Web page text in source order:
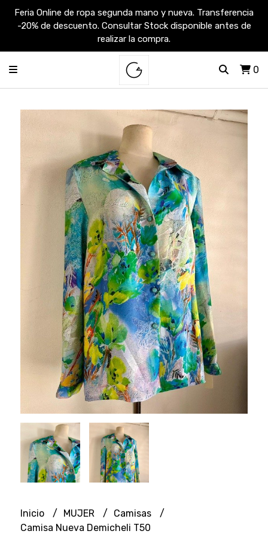
Feria Online de ropa segunda mano y nueva. Transferencia
-20% de descuento. Consultar Stock disponible antes de
realizar la compra.
0
Inicio MUJER
Camisas
Camisa Nueva Demicheli T50